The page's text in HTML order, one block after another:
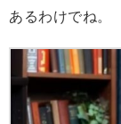
あるわけでね。